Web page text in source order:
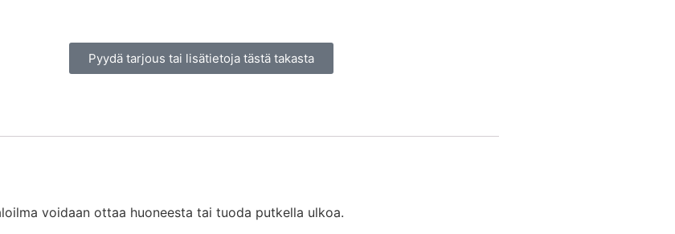
Pyydä tarjous tai lisätietoja tästä takasta
voidaan ottaa huoneesta tai tuoda putkella ulkoa.